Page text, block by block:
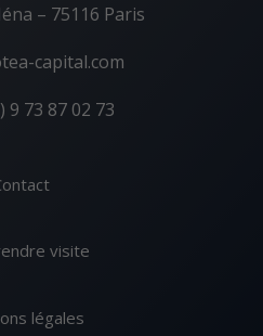
– 75116 Paris
capital.com
9 73 87 02 73
visite
légales